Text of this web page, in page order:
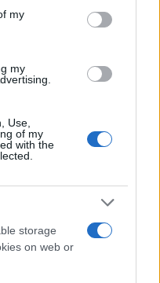
information including but
You may click to
its third-party tags to
my
my
Use,
of my
with the
storage
on web or